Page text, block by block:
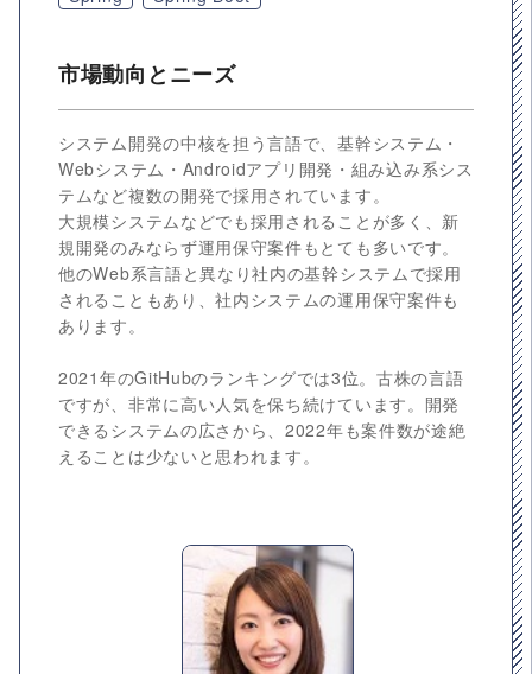
市場動向とニーズ
システム開発の中核を担う言語で、基幹システム・
Webシステム・Androidアプリ開発・組み込み系シス
テムなど複数の開発で採用されています。
大規模システムなどでも採用されることが多く、新
規開発のみならず運用保守案件もとても多いです。
他のWeb系言語と異なり社内の基幹システムで採用
されることもあり、社内システムの運用保守案件も
あります。
2021年のGitHubのランキングでは3位。古株の言語
ですが、非常に高い人気を保ち続けています。開発
できるシステムの広さから、2022年も案件数が途絶
えることは少ないと思われます。